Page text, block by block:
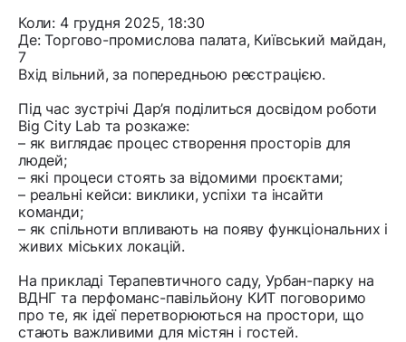
Коли: 4 грудня 2025, 18:30
Де: Торгово-промислова палата, Київський майдан,
7
Вхід вільний, за попередньою реєстрацією.
Під час зустрічі Дар’я поділиться досвідом роботи
Big City Lab та розкаже:
– як виглядає процес створення просторів для
людей;
– які процеси стоять за відомими проєктами;
– реальні кейси: виклики, успіхи та інсайти
команди;
– як спільноти впливають на появу функціональних і
живих міських локацій.
На прикладі Терапевтичного саду, Урбан-парку на
ВДНГ та перфоманс-павільйону КИТ поговоримо
про те, як ідеї перетворюються на простори, що
стають важливими для містян і гостей.